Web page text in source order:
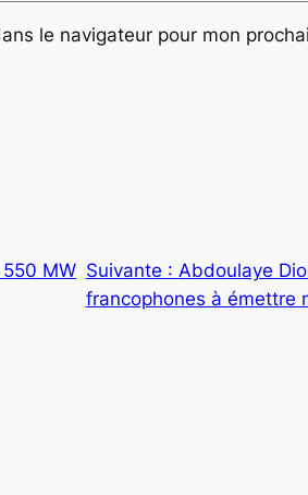
le navigateur pour mon
MW Suivante : Abdoulaye
francophones à émettre